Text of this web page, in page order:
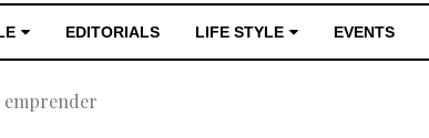
EDITORIALS LIFE STYLE EVENTS
emprender